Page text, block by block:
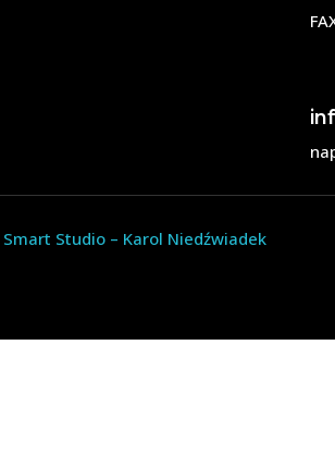
Smart Studio – Karol Niedźwiadek